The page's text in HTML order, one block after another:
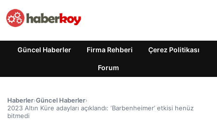
Güncel Haberler Firma Rehberi Çerez Politikası
Forum
Haberler›Güncel Haberler›
2023 Altın Küre adayları açıklandı: ‘Barbenheimer’ etkisi henüz
bitmedi